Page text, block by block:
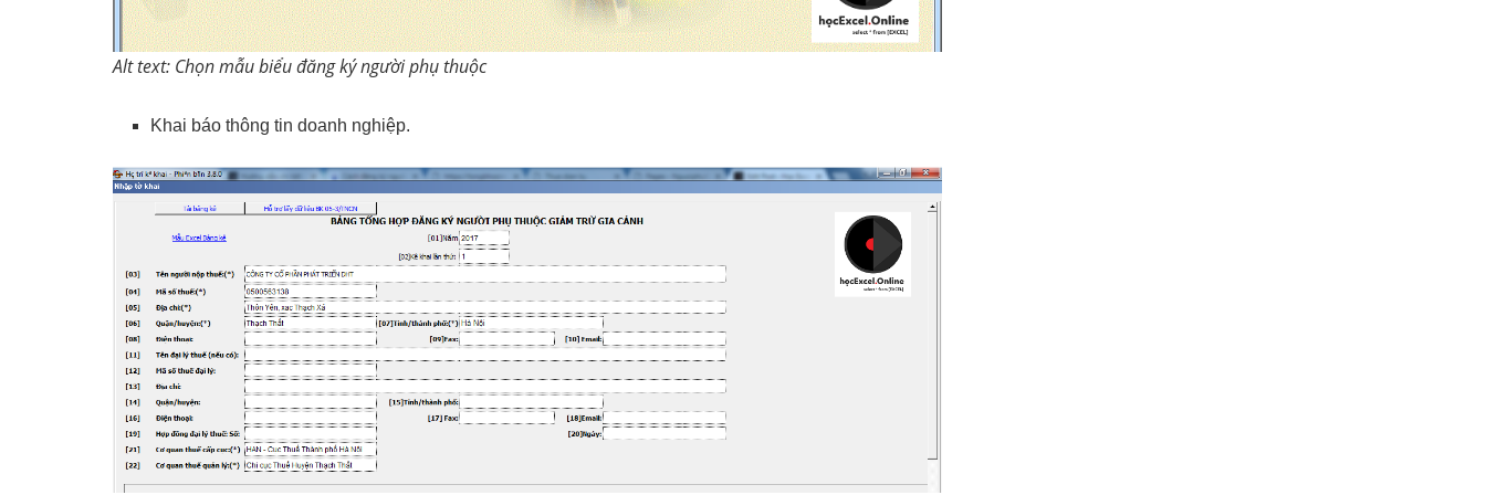
Alt text: Chọn mẫu biểu đăng ký người phụ thuộc
Khai báo thông tin doanh nghiệp.